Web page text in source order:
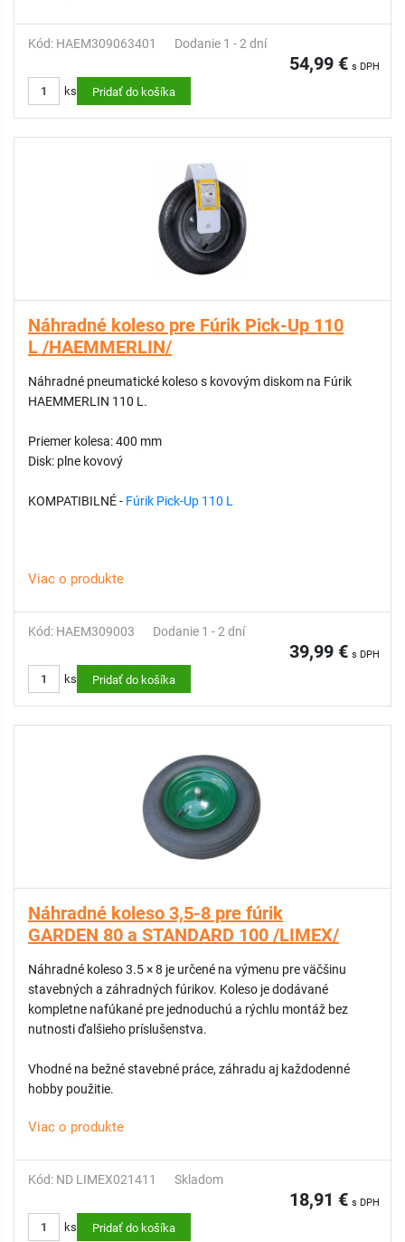
Kód: HAEM309063401 Dodanie 1 - 2 dní
54,99 € s DPH
ks Pridať do košíka
Náhradné koleso pre Fúrik Pick-Up 110
L /HAEMMERLIN/
Náhradné pneumatické koleso s kovovým diskom na Fúrik
HAEMMERLIN 110 L.
Priemer kolesa: 400 mm
Disk: plne kovový
KOMPATIBILNÉ - Fúrik Pick-Up 110 L
Viac o produkte
Kód: HAEM309003 Dodanie 1 - 2 dní
39,99 € s DPH
ks Pridať do košíka
Náhradné koleso 3,5-8 pre fúrik
GARDEN 80 a STANDARD 100 /LIMEX/
Náhradné koleso 3.5 × 8 je určené na výmenu pre väčšinu
stavebných a záhradných fúrikov. Koleso je dodávané
kompletne nafúkané pre jednoduchú a rýchlu montáž bez
nutnosti ďalšieho príslušenstva.
Vhodné na bežné stavebné práce, záhradu aj každodenné
hobby použitie.
Viac o produkte
Kód: ND LIMEX021411 Skladom
18,91 € s DPH
ks Pridať do košíka